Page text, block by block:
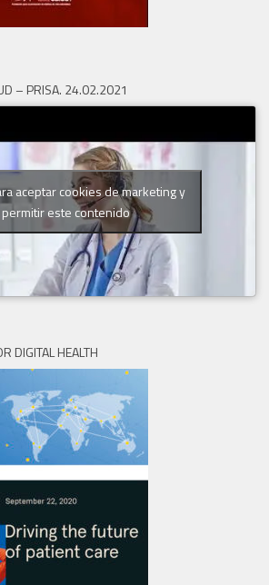
– PRISA. 24.02.2021
aceptar cookies de marketing y
permitir este contenido
DIGITAL HEALTH